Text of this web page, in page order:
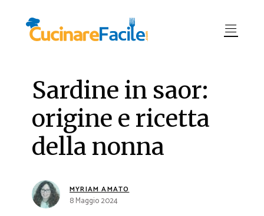
Sardine in saor:
origine e ricetta
della nonna
MYRIAM AMATO
8 Maggio 2024